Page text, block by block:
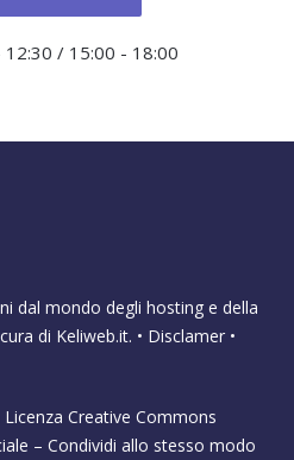
12:30 / 15:00 - 18:00
dal mondo degli hosting e della
di Keliweb.it. • Disclamer •
Creative Commons
– Condividi allo stesso modo